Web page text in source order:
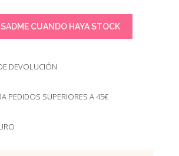
CUANDO HAYA STOCK
DEVOLUCIÓN
PEDIDOS SUPERIORES A 45€